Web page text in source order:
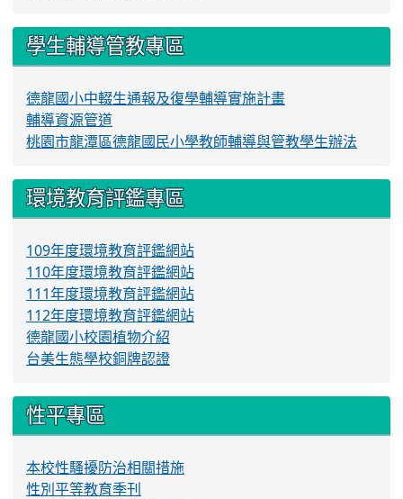
學生輔導管教專區
德龍國小中輟生通報及復學輔導實施計畫
輔導資源管道
桃園市龍潭區德龍國民小學教師輔導與管教學生辦法
環境教育評鑑專區
109年度環境教育評鑑網站
110年度環境教育評鑑網站
111年度環境教育評鑑網站
112年度環境教育評鑑網站
德龍國小校園植物介紹
台美生態學校銅牌認證
性平專區
本校性騷擾防治相關措施
性別平等教育季刊